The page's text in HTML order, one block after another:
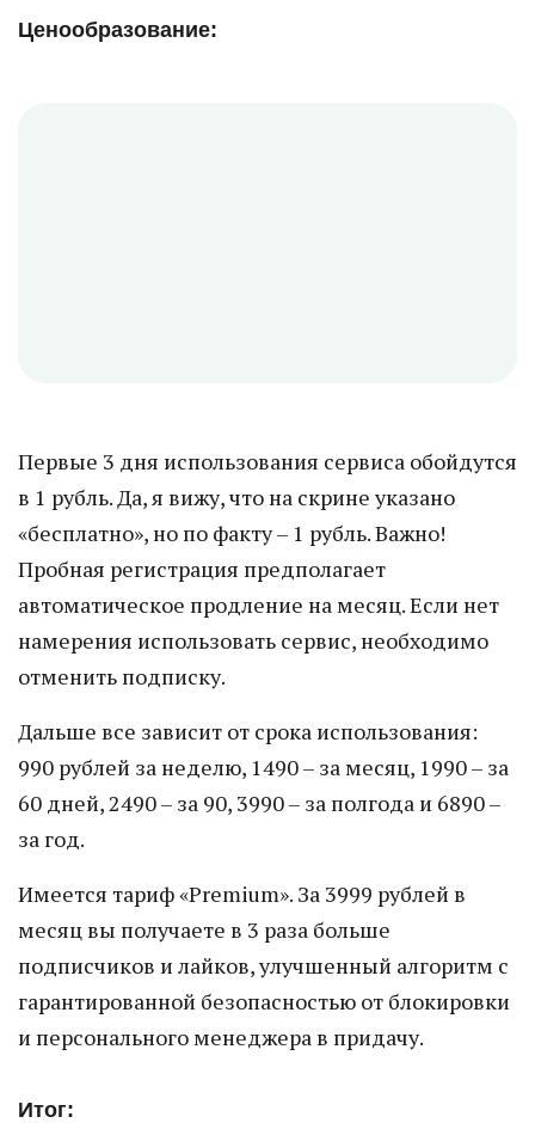
Ценообразование:
Первые 3 дня использования сервиса обойдутся
в 1 рубль. Да, я вижу, что на скрине указано
«бесплатно», но по факту – 1 рубль. Важно!
Пробная регистрация предполагает
автоматическое продление на месяц. Если нет
намерения использовать сервис, необходимо
отменить подписку.
Дальше все зависит от срока использования:
990 рублей за неделю, 1490 – за месяц, 1990 – за
60 дней, 2490 – за 90, 3990 – за полгода и 6890 –
за год.
Имеется тариф «Premium». За 3999 рублей в
месяц вы получаете в 3 раза больше
подписчиков и лайков, улучшенный алгоритм с
гарантированной безопасностью от блокировки
и персонального менеджера в придачу.
Итог: